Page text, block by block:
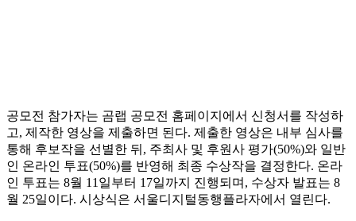
공모전 참가자는 곰랩 공모전 홈페이지에서 신청서를 작성하
고, 제작한 영상을 제출하면 된다. 제출한 영상은 내부 심사를
통해 후보작을 선별한 뒤, 주최사 및 후원사 평가(50%)와 일반
인 온라인 투표(50%)를 반영해 최종 수상작을 결정한다. 온라
인 투표는 8월 11일부터 17일까지 진행되며, 수상자 발표는 8
월 25일이다. 시상식은 서울디지털동행플라자에서 열린다.